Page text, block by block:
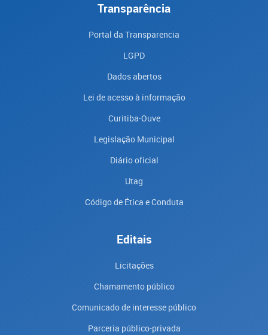
Transparência
Portal da Transparencia
LGPD
Dados abertos
Lei de acesso à informação
Curitiba-Ouve
Legislação Municipal
Diário oficial
Utag
Código de Ética e Conduta
Editais
Licitações
Chamamento público
Comunicado de interesse público
Parceria público-privada